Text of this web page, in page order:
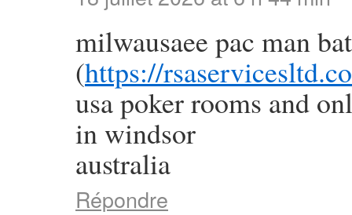
milwausaee pac man
(https://
usa poker rooms and
in windsor
australia
Répondre